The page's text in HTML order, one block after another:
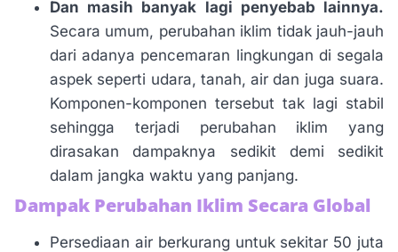
Dan masih banyak lagi penyebab lainnya.
Secara umum, perubahan iklim tidak jauh-jauh
dari adanya pencemaran lingkungan di segala
aspek seperti udara, tanah, air dan juga suara.
Komponen-komponen tersebut tak lagi stabil
sehingga terjadi perubahan iklim yang
dirasakan dampaknya sedikit demi sedikit
dalam jangka waktu yang panjang.
Dampak Perubahan Iklim Secara Global
Persediaan air berkurang untuk sekitar 50 juta